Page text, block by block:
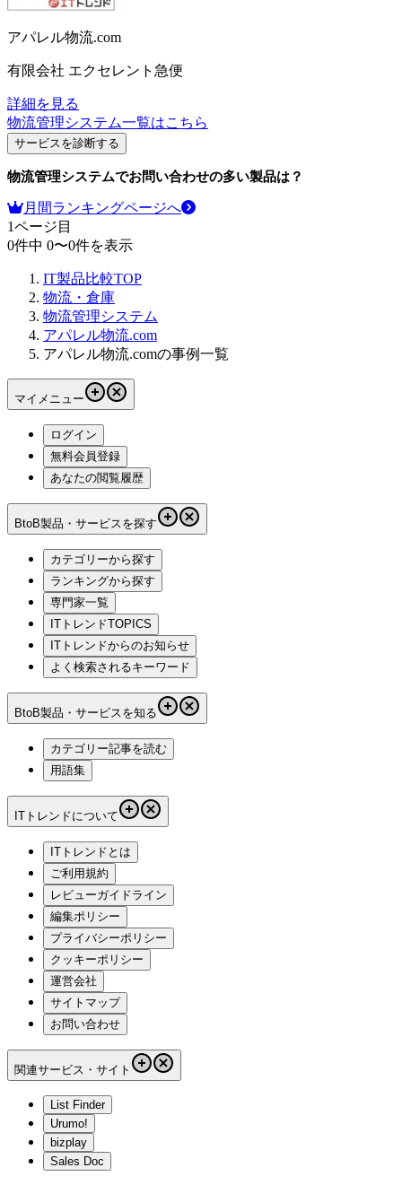
アパレル物流.com
有限会社 エクセレント急便
詳細を見る
物流管理システム一覧はこちら
サービスを診断する
物流管理システムでお問い合わせの多い製品は？
月間ランキングページへ
1ページ目
0件中 0〜0件を表示
IT製品比較TOP
物流・倉庫
物流管理システム
アパレル物流.com
アパレル物流.comの事例一覧
マイメニュー
ログイン
無料会員登録
あなたの閲覧履歴
BtoB製品・サービスを探す
カテゴリーから探す
ランキングから探す
専門家一覧
ITトレンドTOPICS
ITトレンドからのお知らせ
よく検索されるキーワード
BtoB製品・サービスを知る
カテゴリー記事を読む
用語集
ITトレンドについて
ITトレンドとは
ご利用規約
レビューガイドライン
編集ポリシー
プライバシーポリシー
クッキーポリシー
運営会社
サイトマップ
お問い合わせ
関連サービス・サイト
List Finder
Urumo!
bizplay
Sales Doc